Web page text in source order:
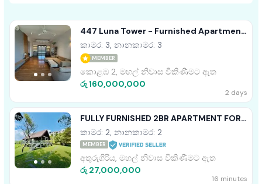
447 Luna Tower - Furnished Apartment
For Sale A37770
කාමර: 3, නානකාමර: 3
MEMBER
කොළඹ 2, මහල් නිවාස විකිණීමට ඇත
රු 160,000,000
2 days
FULLY FURNISHED 2BR APARTMENT FOR
SALE IN ARIYANA RESORT ATHURUGIRIYA
කාමර: 2, නානකාමර: 2
MEMBER
අතුරුගිරිය, මහල් නිවාස විකිණීමට ඇත
රු 27,000,000
16 minutes